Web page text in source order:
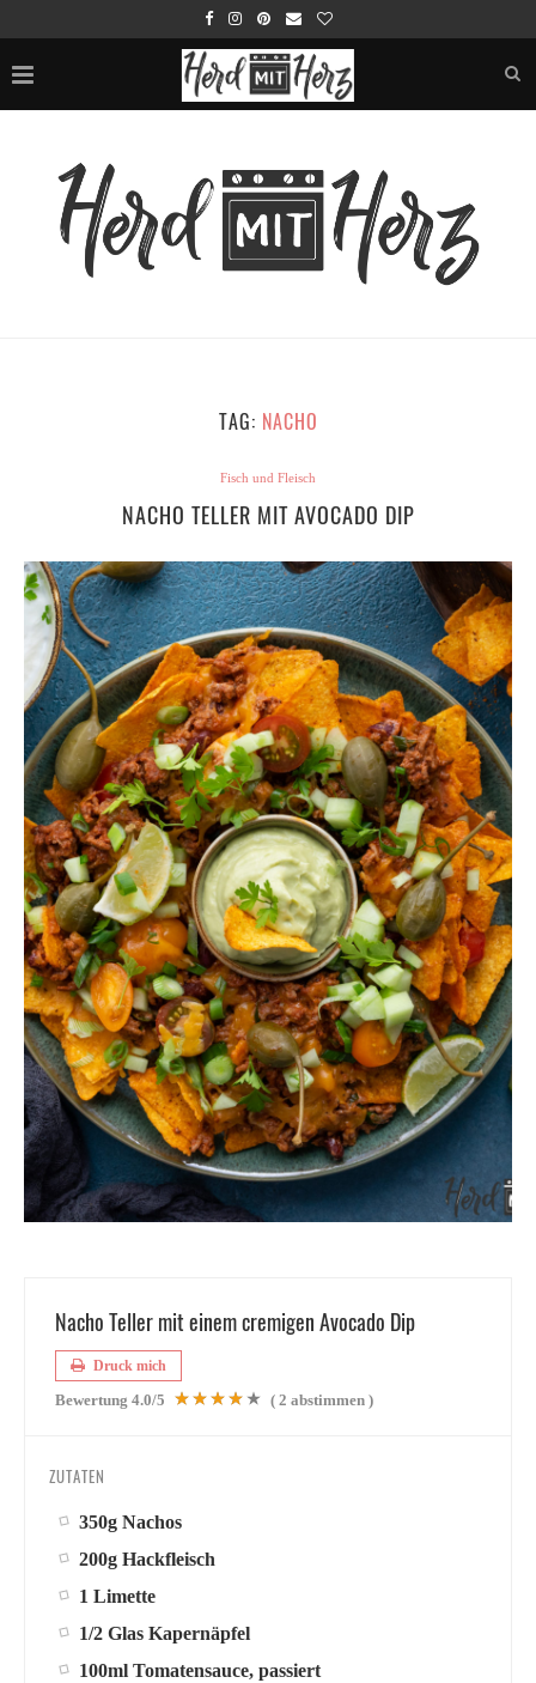
TAG: NACHO
Fisch und Fleisch
NACHO TELLER MIT AVOCADO DIP
Nacho Teller mit einem cremigen Avocado Dip
Druck mich
Bewertung 4.0/5 ( 2 abstimmen )
ZUTATEN
350g Nachos
200g Hackfleisch
1 Limette
1/2 Glas Kapernäpfel
100ml Tomatensauce, passiert